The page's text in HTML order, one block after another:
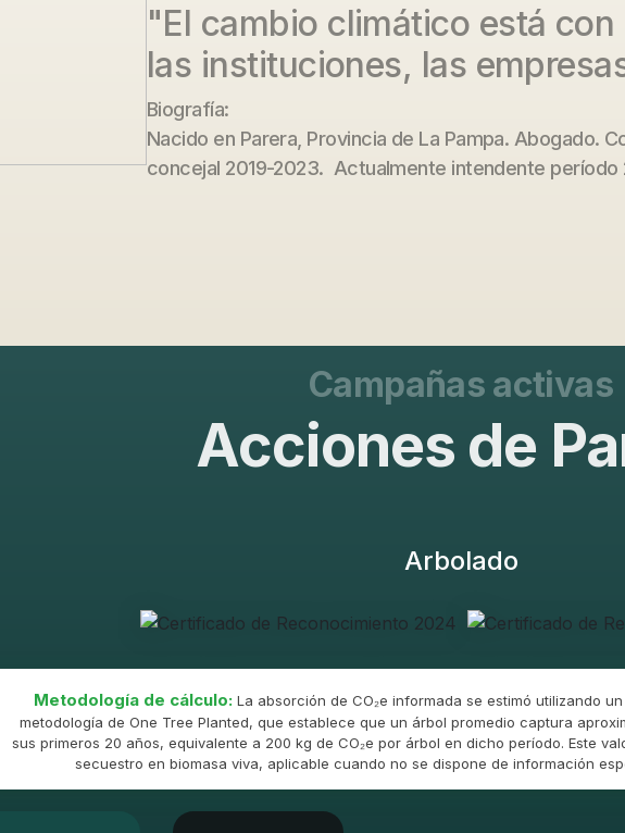
"El cambio climático está
las instituciones, las
Biografía:
Nacido en Parera, Provincia de La Pampa. Abogado.
concejal 2019-2023. Actualmente intendente período
Campañas activas
Acciones de
Arbolado
Metodología de cálculo:La absorción de CO₂e informada se estimó utilizando
metodología de One Tree Planted, que establece que un árbol promedio captura
sus primeros 20 años, equivalente a 200 kg de CO₂e por árbol en dicho período. Este
secuestro en biomasa viva, aplicable cuando no se dispone de información